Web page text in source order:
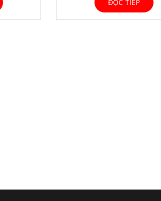
ĐỌC TIẾP